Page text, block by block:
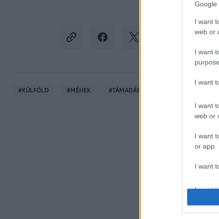
Google
I want
web or
I want
I want
I want
web or
I want
or app.
I want
I want
#KÜLFÖLD #MÉHEK #TÁMADÁS